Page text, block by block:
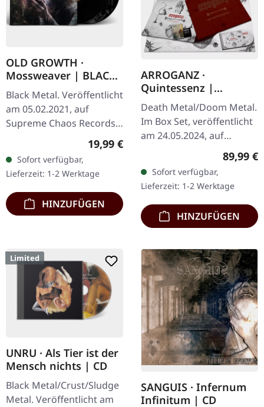
OLD GROWTH ·
Mossweaver | BLACK
2LP
Black Metal. Veröffentlicht
am 05.02.2021, auf
Supreme Chaos Records.
Schwarzes Doppel-Vinyl
im schweren Gatefold-
Cover mit bedrucktem
Insert und…
Regulärer Preis:
19,99 €
Sofort verfügbar,
Lieferzeit: 1-2 Werktage
HINZUFÜGEN
ARROGANZ ·
Quintessenz |
WOODEN BOX SET
Death Metal/Doom Metal.
Im Box Set, veröffentlicht
am 24.05.2024, auf
Supreme Chaos Records.
handgearbeitete Holzbox
mit graviertem…
89,99 €
Sofort verfügbar,
Lieferzeit: 1-2 Werktage
HINZUFÜGEN
Limited
UNRU · Als Tier ist der
Mensch nichts | CD
Black Metal/Crust/Sludge
Metal. Veröffentlicht am
SANGUIS · Infernum
Infinitum | CD